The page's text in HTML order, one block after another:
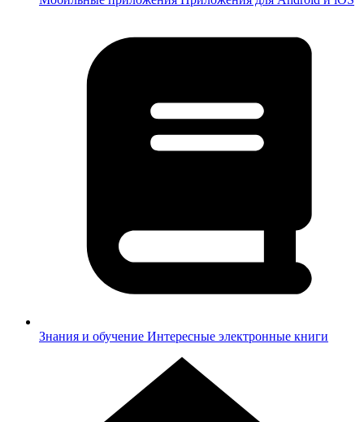
Знания и обучение Интересные электронные книги